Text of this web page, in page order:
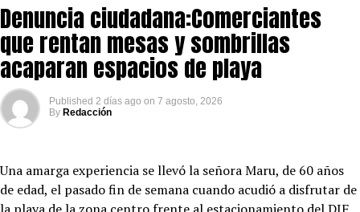
Denuncia ciudadana:Comerciantes
que rentan mesas y sombrillas
acaparan espacios de playa
Published 2 días ago on 7 agosto, 2026
By Redacción
Una amarga experiencia se llevó la señora Maru, de 60 años
de edad, el pasado fin de semana cuando acudió a disfrutar de